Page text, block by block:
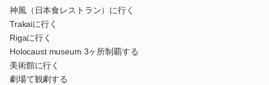
神風（日本食レストラン）に行く
Trakaiに行く
Rigaに行く
Holocaust museum 3ヶ所制覇する
美術館に行く
劇場て観劇する